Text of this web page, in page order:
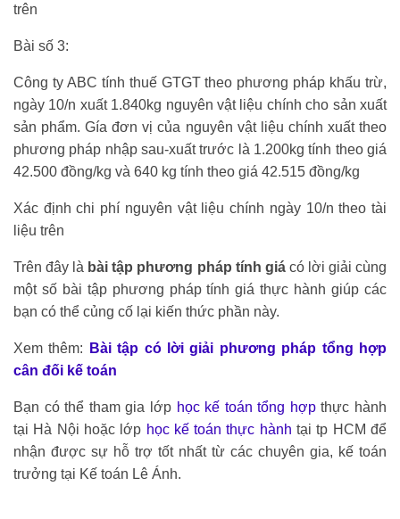
trên
Bài số 3:
Công ty ABC tính thuế GTGT theo phương pháp khấu trừ,
ngày 10/n xuất 1.840kg nguyên vật liệu chính cho sản xuất
sản phẩm. Gía đơn vị của nguyên vật liệu chính xuất theo
phương pháp nhập sau-xuất trước là 1.200kg tính theo giá
42.500 đồng/kg và 640 kg tính theo giá 42.515 đồng/kg
Xác định chi phí nguyên vật liệu chính ngày 10/n theo tài
liệu trên
Trên đây là bài tập phương pháp tính giácó lời giải cùng
một số bài tập phương pháp tính giá thực hành giúp các
bạn có thể củng cố lại kiến thức phần này.
Xem thêm:
Bài tập có lời giải phương pháp tổng hợp
cân đối kế toán
Bạn có thể tham gia lớp học kế toán tổng hợpthực hành
tại Hà Nội hoặc lớp học kế toán thực hành tại tp HCM để
nhận được sự hỗ trợ tốt nhất từ các chuyên gia, kế toán
trưởng tại Kế toán Lê Ánh.